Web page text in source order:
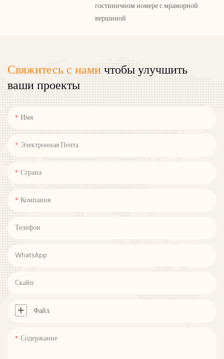
гостиничном номере с мраморной
вершиной
Свяжитесь с намичтобы улучшить
ваши проекты
Имя
Электронная Почта
Страна
Компания
Телефон
WhatsApp
Скайп
Файл
Содержание